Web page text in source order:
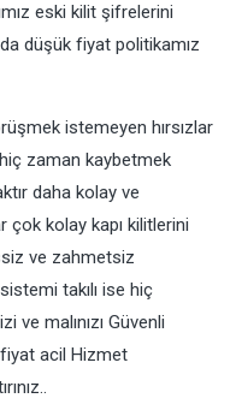
eski kilit şifrelerini
düşük fiyat politikamız
istemeyen hırsızlar
zaman kaybetmek
daha kolay ve
çok kolay kapı kilitlerini
ve zahmetsiz
takılı ise hiç
malınızı Güvenli
acil Hizmet